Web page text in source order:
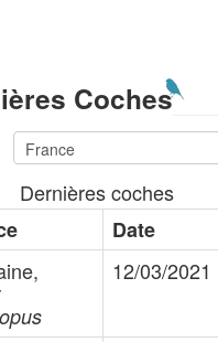
Coches
Dernières coches
Date
12/03/2021